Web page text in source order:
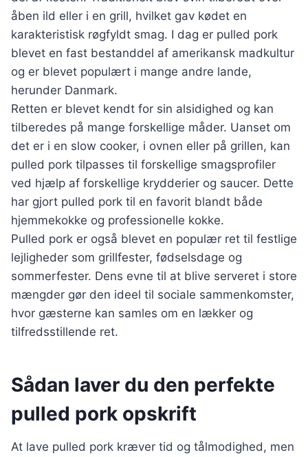
åben ild eller i en grill, hvilket gav kødet en
karakteristisk røgfyldt smag. I dag er pulled pork
blevet en fast bestanddel af amerikansk madkultur
og er blevet populært i mange andre lande,
herunder Danmark.
Retten er blevet kendt for sin alsidighed og kan
tilberedes på mange forskellige måder. Uanset om
det er i en slow cooker, i ovnen eller på grillen, kan
pulled pork tilpasses til forskellige smagsprofiler
ved hjælp af forskellige krydderier og saucer. Dette
har gjort pulled pork til en favorit blandt både
hjemmekokke og professionelle kokke.
Pulled pork er også blevet en populær ret til festlige
lejligheder som grillfester, fødselsdage og
sommerfester. Dens evne til at blive serveret i store
mængder gør den ideel til sociale sammenkomster,
hvor gæsterne kan samles om en lækker og
tilfredsstillende ret.
Sådan laver du den perfekte
pulled pork opskrift
At lave pulled pork kræver tid og tålmodighed, men